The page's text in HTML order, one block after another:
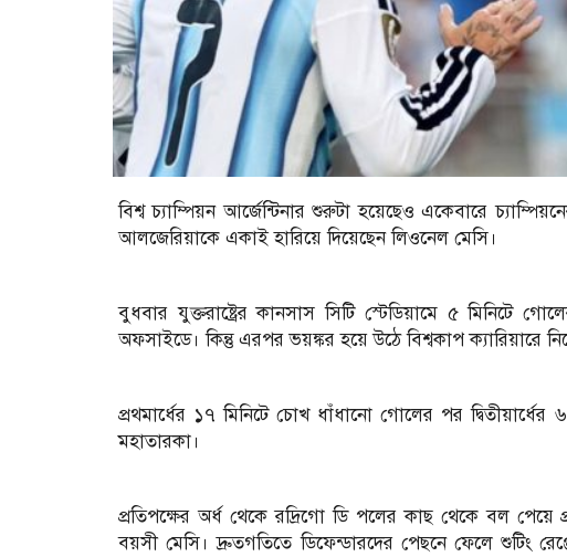
বিশ্ব চ্যাম্পিয়ন আর্জেন্টিনার শুরুটা হয়েছেও একেবারে
আলজেরিয়াকে একাই হারিয়ে দিয়েছেন লিওনেল মেসি।
বুধবার যুক্তরাষ্ট্রের কানসাস সিটি স্টেডিয়ামে ৫ মিনিটে
অফসাইডে। কিন্তু এরপর ভয়ঙ্কর হয়ে উঠে বিশ্বকাপ ক্যারিয়ারে
প্রথমার্ধের ১৭ মিনিটে চোখ ধাঁধানো গোলের পর
মহাতারকা।
প্রতিপক্ষের অর্ধ থেকে রদ্রিগো ডি পলের কাছ থেকে বল
বয়সী মেসি। দ্রুতগতিতে ডিফেন্ডারদের পেছনে ফেলে শুটিং